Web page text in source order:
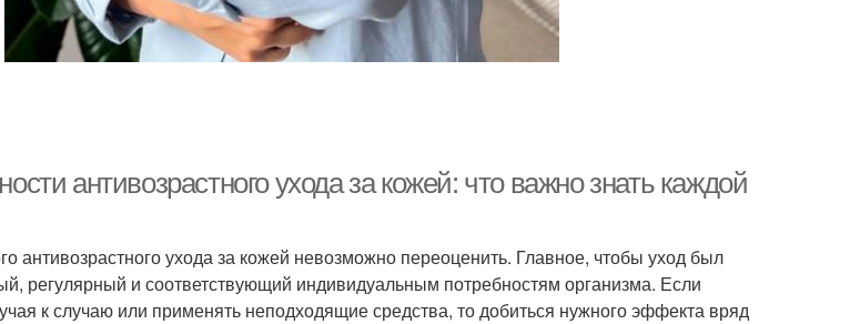
антивозрастного ухода за кожей: что важно знать каждой
антивозрастного ухода за кожей невозможно переоценить. Главное, чтобы уход был
регулярный и соответствующий индивидуальным потребностям организма. Если
к случаю или применять неподходящие средства, то добиться нужного эффекта вряд